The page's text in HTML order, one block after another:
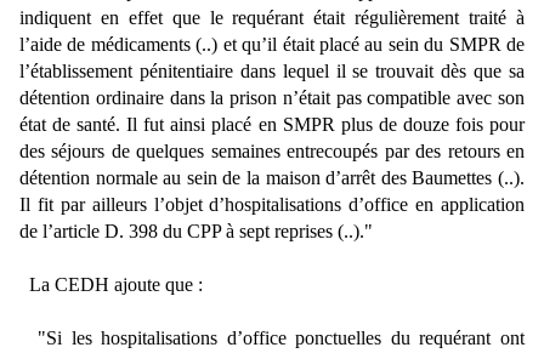
indiquent en effet que le requérant était régulièrement traité à
l’aide de médicaments (..) et qu’il était placé au sein du SMPR de
l’établissement pénitentiaire dans lequel il se trouvait dès que sa
détention ordinaire dans la prison n’était pas compatible avec son
état de santé. Il fut ainsi placé en SMPR plus de douze fois pour
des séjours de quelques semaines entrecoupés par des retours en
détention normale au sein de la maison d’arrêt des Baumettes (..).
Il fit par ailleurs l’objet d’hospitalisations d’office en application
de l’article D. 398 du CPP à sept reprises (..)."
La CEDH ajoute que :
"Si les hospitalisations d’office ponctuelles du requérant ont